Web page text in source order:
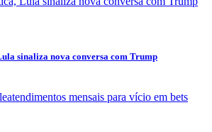
sinaliza nova conversa com Trump